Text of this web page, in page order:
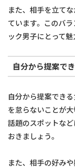
また、相手を立て
ています。このバ
ック男子にとって
自分から提案で
自分から提案でき
を怠らないことが
話題のスポットな
おきましょう。
また、相手の好み